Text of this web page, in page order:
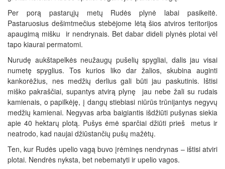
Per porą pastarųjų metų Rudės plynė labai pasikeitė.
Pastaruosius dešimtmečius stebėjome lėtą šios atviros teritorijos
apaugimą mišku ir nendrynais. Bet dabar dideli plynės plotai vėl
tapo kiaurai permatomi.
Nurudę aukštapelkės neužaugų pušelių spygliai, dalis jau visai
numetę spyglius. Tos kurios liko dar žalios, skubina auginti
kankorėžius, nes medžių derlius gali būti jau paskutinis. Ištisi
miško pakraščiai, supantys atvirą plynę jau nebe žali su rudais
kamienais, o papilkėję, į dangų stiebiasi niūrūs trūnijantys negyvų
medžių kamienai. Negyvas arba baigiantis išdžiūti pušynas siekia
apie 40 hektarų plotą. Pušys ėmė sparčiai džiūti prieš metus ir
neatrodo, kad naujai džiūstančių pušų mažėtų.
Ten, kur Rudės upelio vagą buvo įrėminęs nendrynas – ištisi atviri
plotai. Nendrės nyksta, bet nebematyti ir upelio vagos.